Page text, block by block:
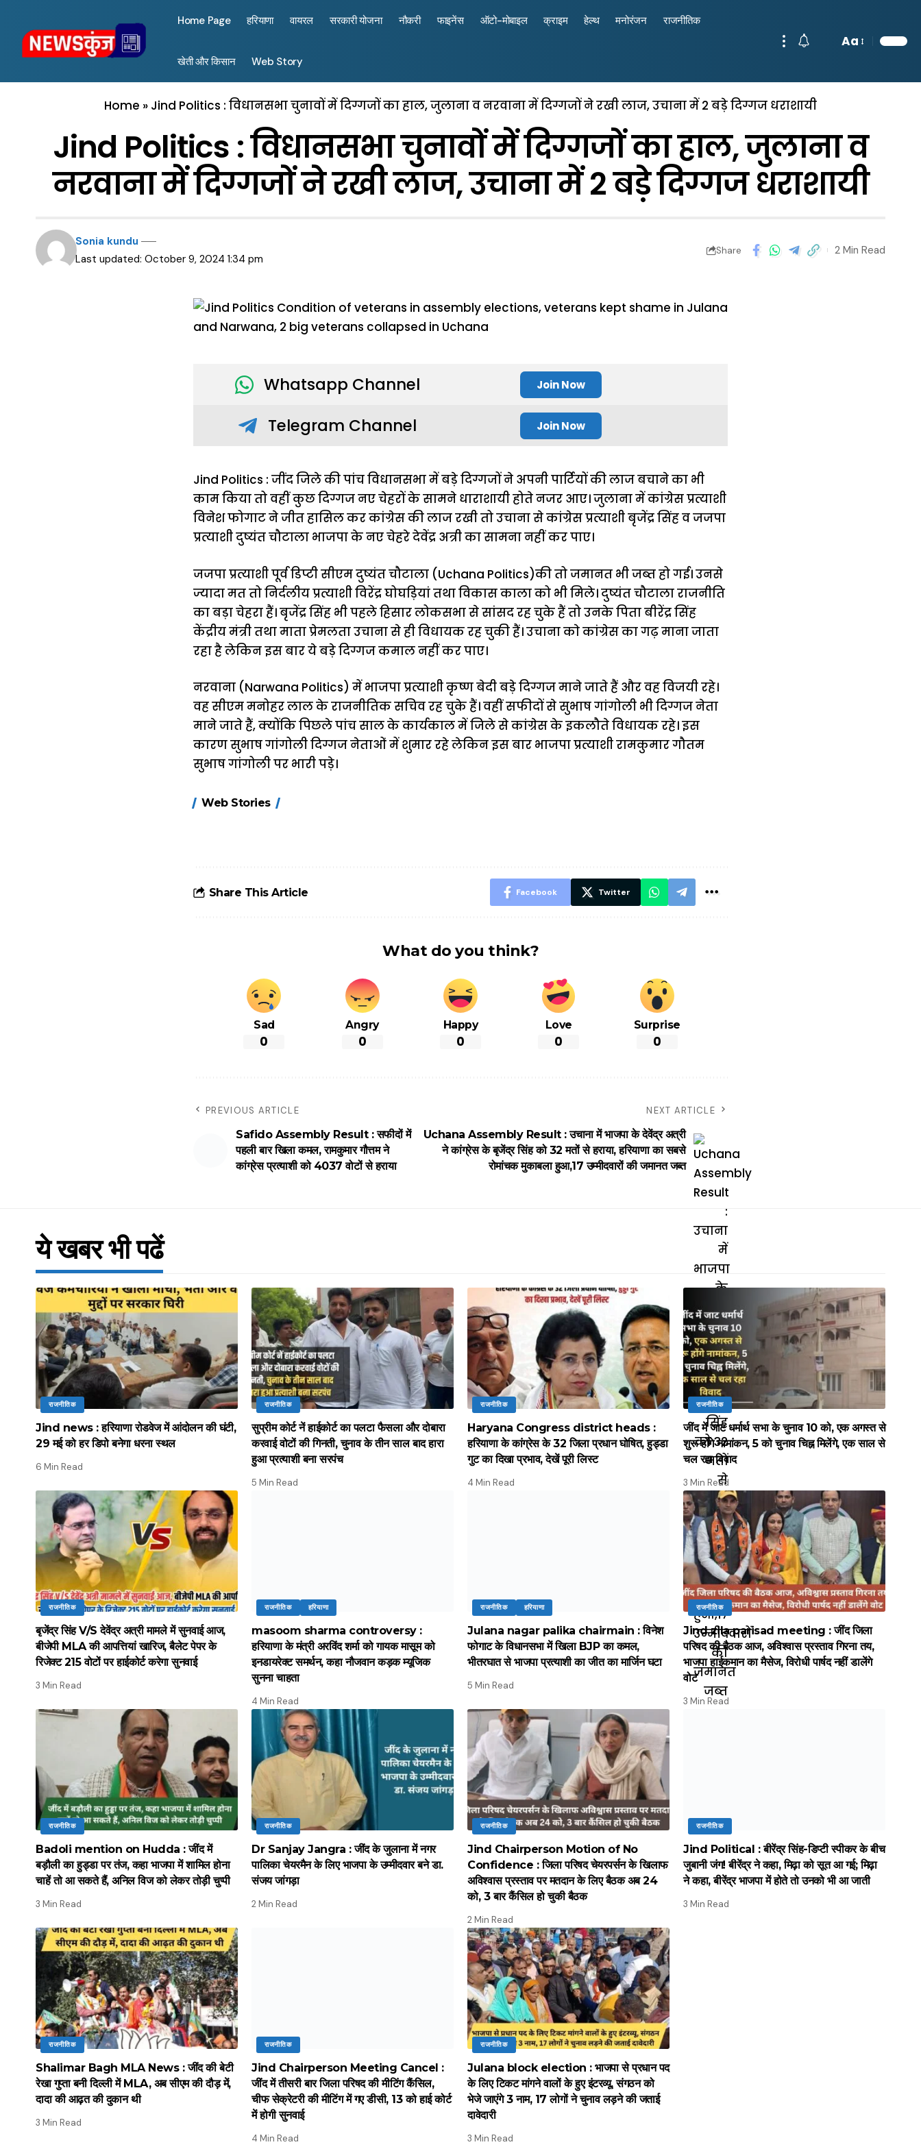
Home Page हरियाणा वायरल सरकारी योजना नौकरी फाइनेंस ऑटो-मोबाइल क्राइम हेल्थ मनोरंजन राजनीतिक
खेती और किसान Web Story
Aa
Home » Jind Politics : विधानसभा चुनावों में दिग्गजों का हाल, जुलाना व नरवाना में दिग्गजों ने रखी लाज, उचाना में 2 बड़े दिग्गज धराशायी
Jind Politics : विधानसभा चुनावों में दिग्गजों का हाल, जुलाना व
नरवाना में दिग्गजों ने रखी लाज, उचाना में 2 बड़े दिग्गज धराशायी
Last updated: October 9, 2024 1:34 pm
Sonia kundu
Share 2 Min Read
Whatsapp Channel Join Now
Telegram Channel Join Now
Jind Politics : जींद जिले की पांच विधानसभा में बड़े दिग्गजों ने अपनी पार्टियों की लाज बचाने का भी
काम किया तो वहीं कुछ दिग्गज नए चेहरों के सामने धाराशायी होते नजर आए। जुलाना में कांग्रेस प्रत्याशी
विनेश फोगाट ने जीत हासिल कर कांग्रेस की लाज रखी तो उचाना से कांग्रेस प्रत्याशी बृजेंद्र सिंह व जजपा
प्रत्याशी दुष्यंत चौटाला भाजपा के नए चेहरे देवेंद्र अत्री का सामना नहीं कर पाए।
जजपा प्रत्याशी पूर्व डिप्टी सीएम दुष्यंत चौटाला (Uchana Politics)की तो जमानत भी जब्त हो गई। उनसे
ज्यादा मत तो निर्दलीय प्रत्याशी विरेंद्र घोघड़ियां तथा विकास काला को भी मिले। दुष्यंत चौटाला राजनीति
का बड़ा चेहरा हैं। बृजेंद्र सिंह भी पहले हिसार लोकसभा से सांसद रह चुके हैं तो उनके पिता बीरेंद्र सिंह
केंद्रीय मंत्री तथा माता प्रेमलता उचाना से ही विधायक रह चुकी हैं। उचाना काे कांग्रेस का गढ़ माना जाता
रहा है लेकिन इस बार ये बड़े दिग्गज कमाल नहीं कर पाए।
नरवाना (Narwana Politics) में भाजपा प्रत्याशी कृष्ण बेदी बड़े दिग्गज माने जाते हैं और वह विजयी रहे।
वह सीएम मनोहर लाल के राजनीतिक सचिव रह चुके हैं। वहीं सफीदों से सुभाष गांगोली भी दिग्गज नेता
माने जाते हैं, क्योंकि पिछले पांच साल के कार्यकाल में जिले से कांग्रेस के इकलौते विधायक रहे। इस
कारण सुभाष गांगोली दिग्गज नेताओं में शुमार रहे लेकिन इस बार भाजपा प्रत्याशी रामकुमार गौतम
सुभाष गांगोली पर भारी पड़े।
Web Stories
होंगे FASTag के
आसान ट्रिक्स
निगरानी
Share This Article Facebook Twitter
What do you think?
Sad
0
Angry
0
Happy
0
Love
0
Surprise
0
PREVIOUS ARTICLE
Safido Assembly Result : सफीदों में
पहली बार खिला कमल, रामकुमार गौत्तम ने
कांग्रेस प्रत्याशी को 4037 वोटों से हराया
NEXT ARTICLE
Uchana Assembly Result : उचाना में भाजपा के देवेंद्र अत्री
ने कांग्रेस के बृजेंद्र सिंह को 32 मतों से हराया, हरियाणा का सबसे
रोमांचक मुकाबला हुआ,17 उम्मीदवारों की जमानत जब्त
ये खबर भी पढें
राजनीतिक
Jind news : हरियाणा रोडवेज में आंदोलन की घंटी,
29 मई को हर डिपो बनेगा धरना स्थल
6 Min Read
राजनीतिक
सुप्रीम कोर्ट नें हाईकोर्ट का पलटा फैसला और दोबारा
करवाई वोटों की गिनती, चुनाव के तीन साल बाद हारा
हुआ प्रत्याशी बना सरपंच
5 Min Read
राजनीतिक
Haryana Congress district heads :
हरियाणा के कांग्रेस के 32 जिला प्रधान घोषित, हुड्डा
गुट का दिखा प्रभाव, देखें पूरी लिस्ट
4 Min Read
राजनीतिक
जींद में जाट धर्मार्थ सभा के चुनाव 10 को, एक अगस्त से
शुरू होंगे नामांकन, 5 को चुनाव चिह्न मिलेंगे, एक साल से
चल रहा विवाद
3 Min Read
राजनीतिक
बृजेंद्र सिंह V/S देवेंद्र अत्री मामले में सुनवाई आज,
बीजेपी MLA की आपत्तियां खारिज, बैलेट पेपर के
रिजेक्ट 215 वोटों पर हाईकोर्ट करेगा सुनवाई
3 Min Read
राजनीतिक हरियाणा
masoom sharma controversy :
हरियाणा के मंत्री अरविंद शर्मा को गायक मासूम को
इनडायरेक्ट समर्थन, कहा नौजवान कड़क म्यूजिक
सुनना चाहता
4 Min Read
राजनीतिक हरियाणा
Julana nagar palika chairmain : विनेश
फोगाट के विधानसभा में खिला BJP का कमल,
भीतरघात से भाजपा प्रत्याशी का जीत का मार्जिन घटा
5 Min Read
राजनीतिक
Jind zila parisad meeting : जींद जिला
परिषद की बैठक आज, अविश्वास प्रस्ताव गिरना तय,
भाजपा हाईकमान का मैसेज, विरोधी पार्षद नहीं डालेंगे
वोट
3 Min Read
राजनीतिक
Badoli mention on Hudda : जींद में
बड़ौली का हुड्डा पर तंज, कहा भाजपा में शामिल होना
चाहें तो आ सकते हैं, अनिल विज को लेकर तोड़ी चुप्पी
3 Min Read
राजनीतिक
Dr Sanjay Jangra : जींद के जुलाना में नगर
पालिका चेयरमैन के लिए भाजपा के उम्मीदवार बने डा.
संजय जांगड़ा
2 Min Read
राजनीतिक
Jind Chairperson Motion of No
Confidence : जिला परिषद चेयरपर्सन के खिलाफ
अविश्वास प्रस्ताव पर मतदान के लिए बैठक अब 24
को, 3 बार कैंसिल हो चुकी बैठक
2 Min Read
राजनीतिक
Jind Political : बीरेंद्र सिंह-डिप्टी स्पीकर के बीच
जुबानी जंग! बीरेंद्र ने कहा, मिढ़ा को सूत आ गई; मिढ़ा
ने कहा, बीरेंद्र भाजपा में होते तो उनको भी आ जाती
3 Min Read
राजनीतिक
Shalimar Bagh MLA News : जींद की बेटी
रेखा गुप्ता बनी दिल्ली में MLA, अब सीएम की दौड़ में,
दादा की आढ़त की दुकान थी
3 Min Read
राजनीतिक
Jind Chairperson Meeting Cancel :
जींद में तीसरी बार जिला परिषद की मीटिंग कैंसिल,
चीफ सेक्रेटरी की मीटिंग में गए डीसी, 13 को हाई कोर्ट
में होगी सुनवाई
4 Min Read
राजनीतिक
Julana block election : भाजपा से प्रधान पद
के लिए टिकट मांगने वालों के हुए इंटरव्यू, संगठन को
भेजे जाएंगे 3 नाम, 17 लोगों ने चुनाव लड़ने की जताई
दावेदारी
3 Min Read